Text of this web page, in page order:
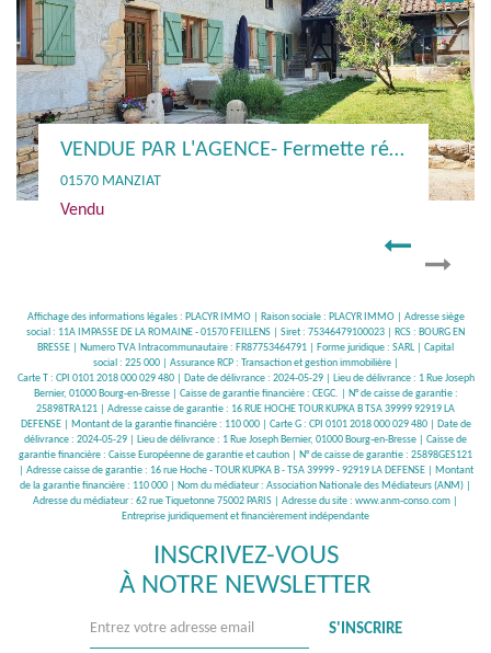
VENDUE PAR L'AGENCE - Maison sur sous sol 3 Chs. - 71260 LA SALLE
71000 MACON
Vendu
Affichage des informations légales : PLACYR IMMO | Raison sociale : PLACYR IMMO | Adresse siège
social : 11A IMPASSE DE LA ROMAINE - 01570 FEILLENS | Siret : 75346479100023 | RCS : BOURG EN
BRESSE | Numero TVA Intracommunautaire : FR87753464791 | Forme juridique : SARL | Capital
social : 225 000 | Assurance RCP : Transaction et gestion immobilière |
Carte T : CPI 0101 2018 000 029 480 | Date de délivrance : 2024-05-29 | Lieu de délivrance : 1 Rue Joseph
Bernier, 01000 Bourg-en-Bresse | Caisse de garantie financière : CEGC. | N° de caisse de garantie :
25898TRA121 | Adresse caisse de garantie : 16 RUE HOCHE TOUR KUPKA B TSA 39999 92919 LA
DEFENSE | Montant de la garantie financière : 110 000 | Carte G : CPI 0101 2018 000 029 480 | Date de
délivrance : 2024-05-29 | Lieu de délivrance : 1 Rue Joseph Bernier, 01000 Bourg-en-Bresse | Caisse de
garantie financière : Caisse Européenne de garantie et caution | N° de caisse de garantie : 25898GES121
| Adresse caisse de garantie : 16 rue Hoche - TOUR KUPKA B - TSA 39999 - 92919 LA DEFENSE | Montant
de la garantie financière : 110 000 | Nom du médiateur : Association Nationale des Médiateurs (ANM) |
Adresse du médiateur : 62 rue Tiquetonne 75002 PARIS | Adresse du site : www.anm-conso.com
Entreprise juridiquement et financièrement indépendante
INSCRIVEZ-VOUS
À NOTRE NEWSLETTER
S'INSCRIRE